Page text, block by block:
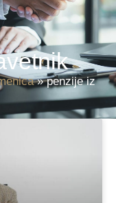
»penzije iz